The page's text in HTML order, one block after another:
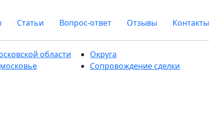
Статьи Вопрос-ответ Отзывы Контакты
области
Округа
Сопровождение сделки